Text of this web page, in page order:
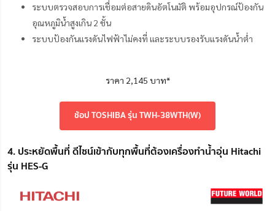
ระบบตรวจสอบการเชื่อมต่อสายดินอัตโนมัติ พร้อมอุปกรณ์ป้องกัน
อุณหภูมิน้ำสูงเกิน 2 ชั้น
ระบบป้องกันแรงดันไฟฟ้าไม่คงที่ เเละระบบรองรับแรงดันน้ำต่ำ
ราคา 2,145 บาท*
ช้อป TOSHIBA รุ่น TWH-38WTH(W)
4. ประหยัดพื้นที่ ดีไซน์เข้ากับทุกพื้นที่ต้องเครื่องทำน้ำอุ่น Hitachi
รุ่น HES-G